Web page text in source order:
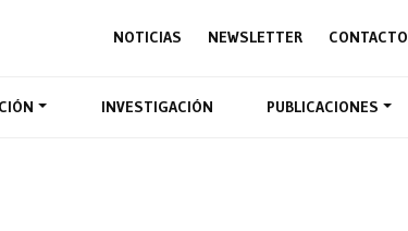
NOTICIAS NEWSLETTER CONTACTO
INVESTIGACIÓN PUBLICACIONES